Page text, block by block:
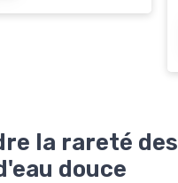
la rareté des
douce